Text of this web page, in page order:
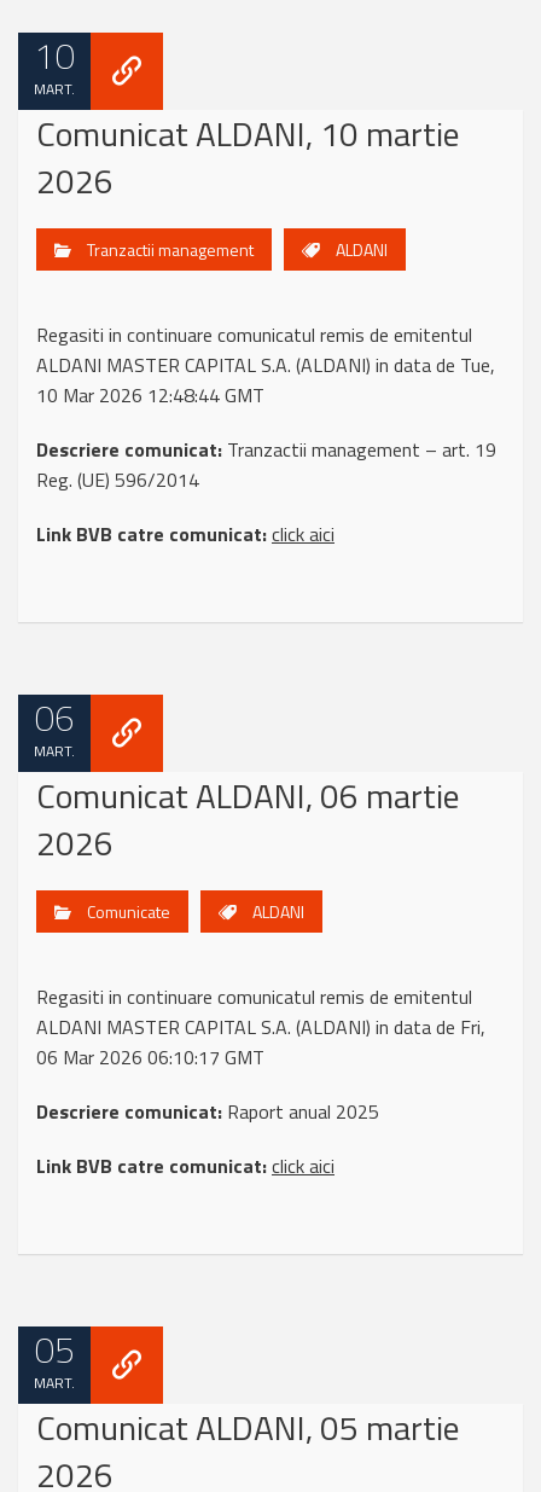
10
MART.
Comunicat ALDANI, 10 martie
2026
Tranzactii management ALDANI
Regasiti in continuare comunicatul remis de emitentul
ALDANI MASTER CAPITAL S.A. (ALDANI) in data de Tue,
10 Mar 2026 12:48:44 GMT
Descriere comunicat: Tranzactii management – art. 19
Reg. (UE) 596/2014
Link BVB catre comunicat:click aici
06
MART.
Comunicat ALDANI, 06 martie
2026
Comunicate ALDANI
Regasiti in continuare comunicatul remis de emitentul
ALDANI MASTER CAPITAL S.A. (ALDANI) in data de Fri,
06 Mar 2026 06:10:17 GMT
Descriere comunicat: Raport anual 2025
Link BVB catre comunicat:click aici
05
MART.
Comunicat ALDANI, 05 martie
2026